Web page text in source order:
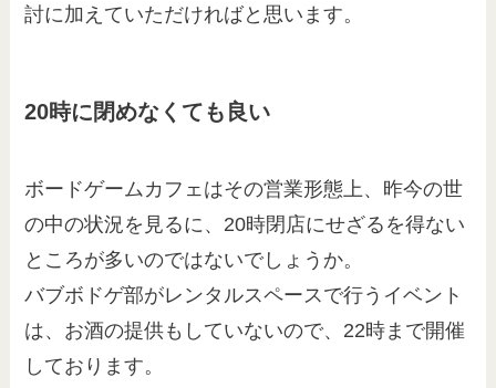
討に加えていただければと思います。
20時に閉めなくても良い
ボードゲームカフェはその営業形態上、昨今の世
の中の状況を見るに、20時閉店にせざるを得ない
ところが多いのではないでしょうか。
バブボドゲ部がレンタルスペースで行うイベント
は、お酒の提供もしていないので、22時まで開催
しております。